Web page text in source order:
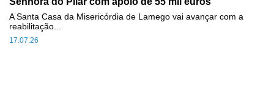
17.07.26
A Santa Casa da Misericórdia de Lamego vai avançar com a
reabilitação...